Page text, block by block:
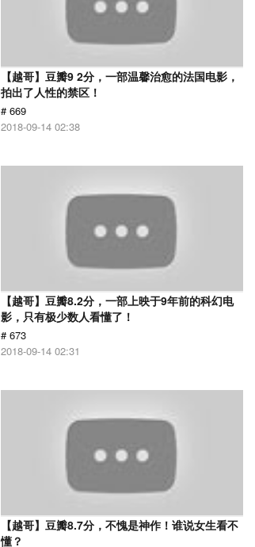
【越哥】豆瓣9 2分，一部温馨治愈的法国电影，
拍出了人性的禁区！
# 669
2018-09-14 02:38
【越哥】豆瓣8.2分，一部上映于9年前的科幻电
影，只有极少数人看懂了！
# 673
2018-09-14 02:31
【越哥】豆瓣8.7分，不愧是神作！谁说女生看不
懂？